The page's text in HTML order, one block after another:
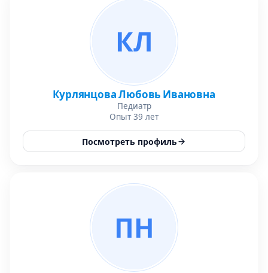
КЛ
Курлянцова Любовь Ивановна
Педиатр
Опыт 39 лет
Посмотреть профиль
ПН